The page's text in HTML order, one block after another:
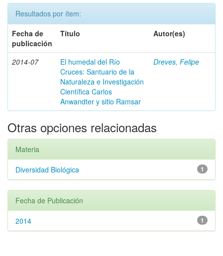
Resultados por ítem:
Fecha de
publicación
Título Autor(es)
2014-07
El humedal del Río
Cruces: Santuario de la
Naturaleza e Investigación
Científica Carlos
Anwandter y sitio Ramsar
Dreves, Felipe
Otras opciones relacionadas
Materia
1
Diversidad Biológica
Fecha de Publicación
1
2014